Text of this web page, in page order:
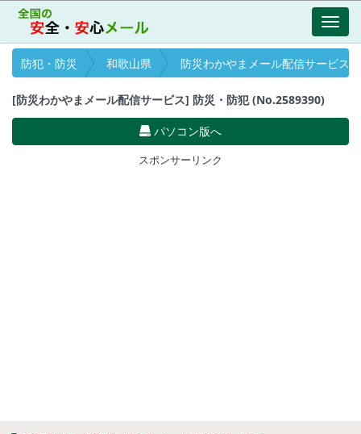
防犯・防災
和歌山県 防災わかやまメール配信サービス
[防災わかやまメール配信サービス] 防災・防犯 (No.2589390)
パソコン版へ
スポンサーリンク